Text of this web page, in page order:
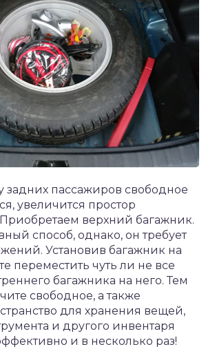
у задних пассажиров свободное
увеличится простор
верхний багажник.
способ, однако, он требует
Установив багажник на
переместить чуть ли не все
багажника на него. Тем
свободное, а также
для хранения вещей,
и другого инвентаря
и в несколько раз!